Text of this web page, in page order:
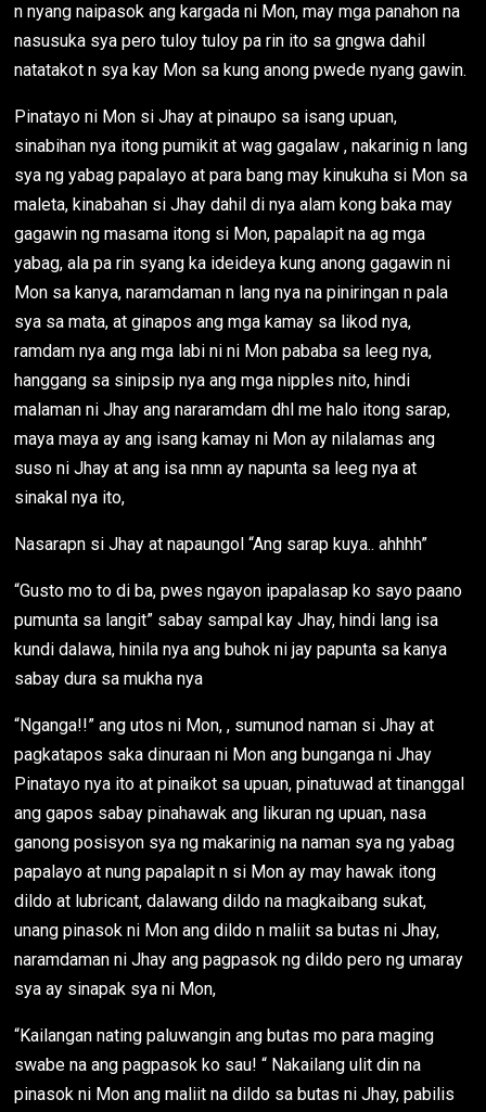
n nyang naipasok ang kargada ni Mon, may mga panahon na
nasusuka sya pero tuloy tuloy pa rin ito sa gngwa dahil
natatakot n sya kay Mon sa kung anong pwede nyang gawin.
Pinatayo ni Mon si Jhay at pinaupo sa isang upuan,
sinabihan nya itong pumikit at wag gagalaw , nakarinig n lang
sya ng yabag papalayo at para bang may kinukuha si Mon sa
maleta, kinabahan si Jhay dahil di nya alam kong baka may
gagawin ng masama itong si Mon, papalapit na ag mga
yabag, ala pa rin syang ka ideideya kung anong gagawin ni
Mon sa kanya, naramdaman n lang nya na piniringan n pala
sya sa mata, at ginapos ang mga kamay sa likod nya,
ramdam nya ang mga labi ni ni Mon pababa sa leeg nya,
hanggang sa sinipsip nya ang mga nipples nito, hindi
malaman ni Jhay ang nararamdam dhl me halo itong sarap,
maya maya ay ang isang kamay ni Mon ay nilalamas ang
suso ni Jhay at ang isa nmn ay napunta sa leeg nya at
sinakal nya ito,
Nasarapn si Jhay at napaungol “Ang sarap kuya.. ahhhh”
“Gusto mo to di ba, pwes ngayon ipapalasap ko sayo paano
pumunta sa langit” sabay sampal kay Jhay, hindi lang isa
kundi dalawa, hinila nya ang buhok ni jay papunta sa kanya
sabay dura sa mukha nya
“Nganga!!” ang utos ni Mon, , sumunod naman si Jhay at
pagkatapos saka dinuraan ni Mon ang bunganga ni Jhay
Pinatayo nya ito at pinaikot sa upuan, pinatuwad at tinanggal
ang gapos sabay pinahawak ang likuran ng upuan, nasa
ganong posisyon sya ng makarinig na naman sya ng yabag
papalayo at nung papalapit n si Mon ay may hawak itong
dildo at lubricant, dalawang dildo na magkaibang sukat,
unang pinasok ni Mon ang dildo n maliit sa butas ni Jhay,
naramdaman ni Jhay ang pagpasok ng dildo pero ng umaray
sya ay sinapak sya ni Mon,
“Kailangan nating paluwangin ang butas mo para maging
swabe na ang pagpasok ko sau! “ Nakailang ulit din na
pinasok ni Mon ang maliit na dildo sa butas ni Jhay, pabilis